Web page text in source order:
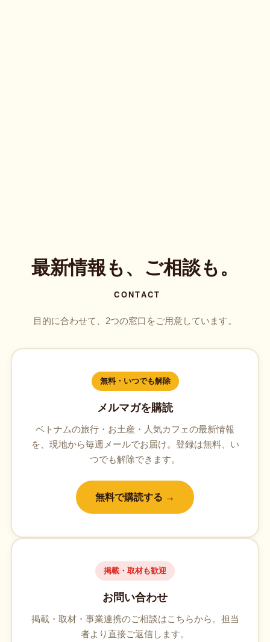
最新情報も、ご相談も。
CONTACT
目的に合わせて、2つの窓口をご用意しています。
無料・いつでも解除
メルマガを購読
ベトナムの旅行・お土産・人気カフェの最新情報
を、現地から毎週メールでお届け。登録は無料、い
つでも解除できます。
無料で購読する →
掲載・取材も歓迎
お問い合わせ
掲載・取材・事業連携のご相談はこちらから。担当
者より直接ご返信します。